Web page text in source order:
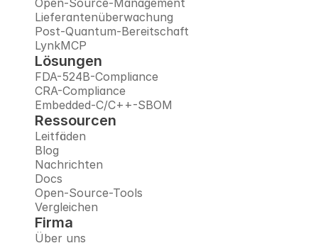
Open-Source-Management
Lieferantenüberwachung
Post-Quantum-Bereitschaft
LynkMCP
Lösungen
FDA-524B-Compliance
CRA-Compliance
Embedded-C/C++-SBOM
Ressourcen
Leitfäden
Blog
Nachrichten
Docs
Open-Source-Tools
Vergleichen
Firma
Über uns